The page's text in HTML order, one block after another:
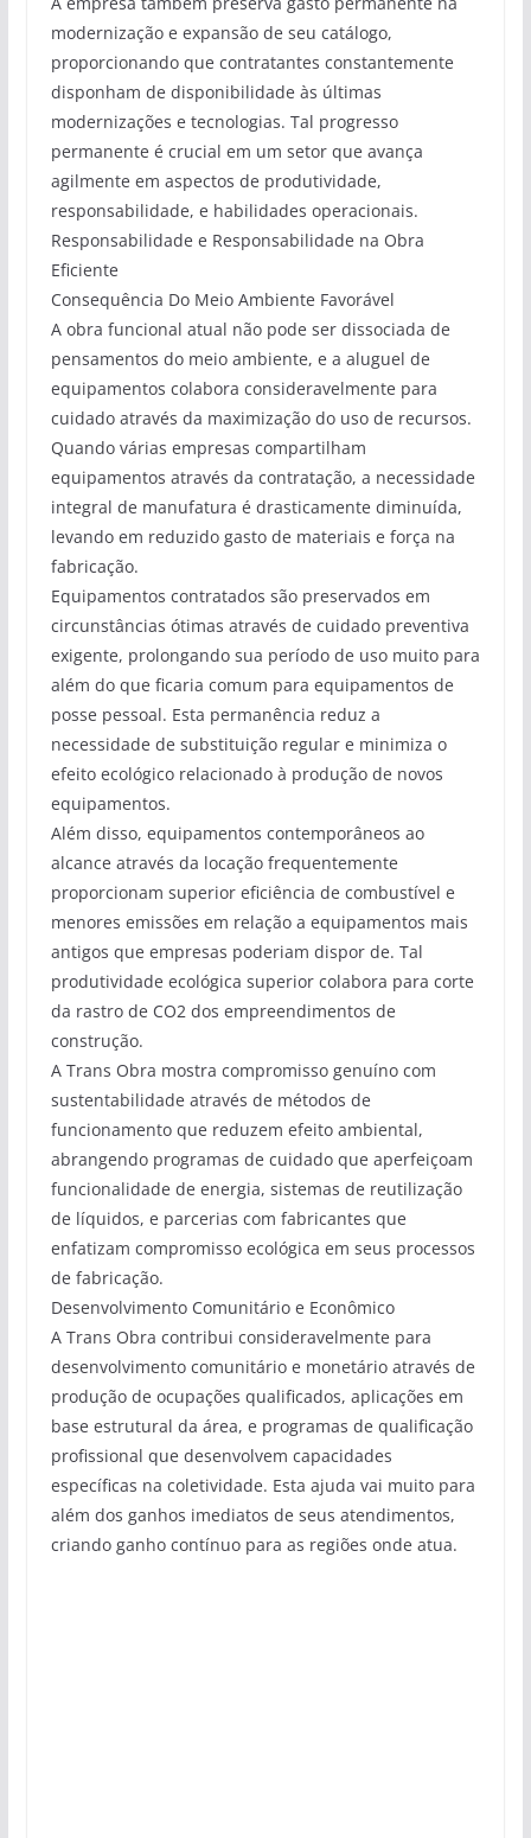
modernização e expansão de seu catálogo,
proporcionando que contratantes constantemente
disponham de disponibilidade às últimas
modernizações e tecnologias. Tal progresso
permanente é crucial em um setor que avança
agilmente em aspectos de produtividade,
responsabilidade, e habilidades operacionais.
Responsabilidade e Responsabilidade na Obra
Eficiente
Consequência Do Meio Ambiente Favorável
A obra funcional atual não pode ser dissociada de
pensamentos do meio ambiente, e a aluguel de
equipamentos colabora consideravelmente para
cuidado através da maximização do uso de recursos.
Quando várias empresas compartilham
equipamentos através da contratação, a necessidade
integral de manufatura é drasticamente diminuída,
levando em reduzido gasto de materiais e força na
fabricação.
Equipamentos contratados são preservados em
circunstâncias ótimas através de cuidado preventiva
exigente, prolongando sua período de uso muito para
além do que ficaria comum para equipamentos de
posse pessoal. Esta permanência reduz a
necessidade de substituição regular e minimiza o
efeito ecológico relacionado à produção de novos
equipamentos.
Além disso, equipamentos contemporâneos ao
alcance através da locação frequentemente
proporcionam superior eficiência de combustível e
menores emissões em relação a equipamentos mais
antigos que empresas poderiam dispor de. Tal
produtividade ecológica superior colabora para corte
da rastro de CO2 dos empreendimentos de
construção.
A Trans Obra mostra compromisso genuíno com
sustentabilidade através de métodos de
funcionamento que reduzem efeito ambiental,
abrangendo programas de cuidado que aperfeiçoam
funcionalidade de energia, sistemas de reutilização
de líquidos, e parcerias com fabricantes que
enfatizam compromisso ecológica em seus processos
de fabricação.
Desenvolvimento Comunitário e Econômico
A Trans Obra contribui consideravelmente para
desenvolvimento comunitário e monetário através de
produção de ocupações qualificados, aplicações em
base estrutural da área, e programas de qualificação
profissional que desenvolvem capacidades
específicas na coletividade. Esta ajuda vai muito para
além dos ganhos imediatos de seus atendimentos,
criando ganho contínuo para as regiões onde atua.